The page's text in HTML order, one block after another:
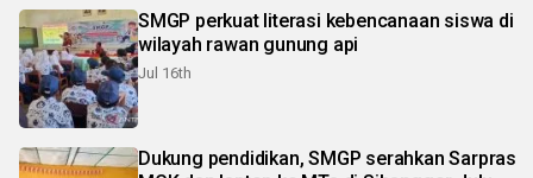
SMGP perkuat literasi kebencanaan siswa di
wilayah rawan gunung api
Jul 16th
Dukung pendidikan, SMGP serahkan Sarpras